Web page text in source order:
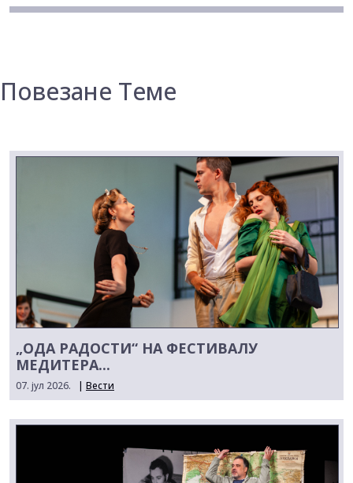
Повезане Теме
„ОДА РАДОСТИ“ НА ФЕСТИВАЛУ
МЕДИТЕРА...
07. јул 2026. | Вести